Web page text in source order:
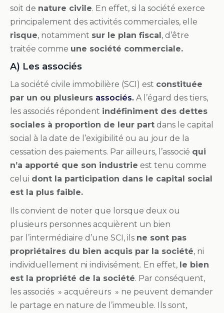
soit de nature civile. En effet, si la société exerce
principalement des activités commerciales, elle
risque, notamment sur le plan fiscal, d’être
traitée comme une société commerciale.
A) Les associés
La société civile immobilière (SCI) est constituée
par un ou plusieurs associés. A l’égard des tiers,
les associés répondent indéfiniment des dettes
sociales à proportion de leur part dans le capital
social à la date de l’exigibilité ou au jour de la
cessation des paiements. Par ailleurs, l’associé qui
n’a apporté que son industrie est tenu comme
celui dont la participation dans le capital social
est la plus faible.
Ils convient de noter que lorsque deux ou
plusieurs personnes acquièrent un bien
par l’intermédiaire d’une SCI, ils ne sont pas
propriétaires du bien acquis par la société, ni
individuellement ni indivisément. En effet, le bien
est la propriété de la société. Par conséquent,
les associés » acquéreurs » ne peuvent demander
le partage en nature de l’immeuble. Ils sont,